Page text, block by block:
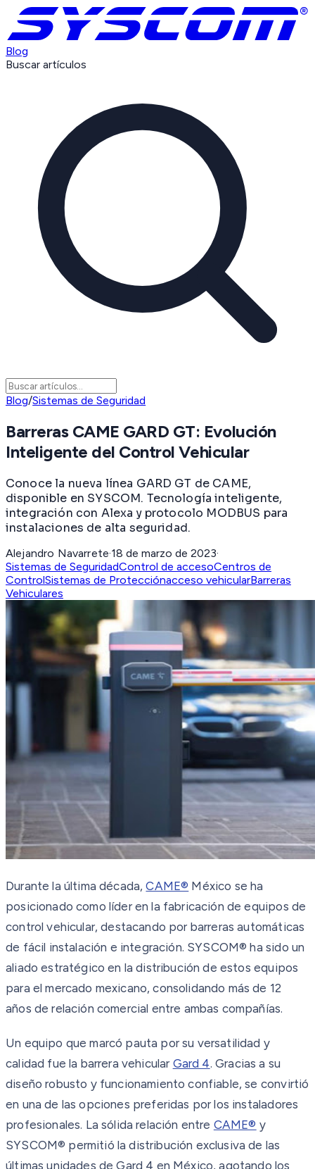
Blog
Buscar artículos
Blog/Sistemas de Seguridad
Barreras CAME GARD GT: Evolución
Inteligente del Control Vehicular
Conoce la nueva línea GARD GT de CAME,
disponible en SYSCOM. Tecnología inteligente,
integración con Alexa y protocolo MODBUS para
instalaciones de alta seguridad.
Alejandro Navarrete·18 de marzo de 2023·
Sistemas de SeguridadControl de accesoCentros de
ControlSistemas de Protecciónacceso vehicularBarreras
Vehiculares
Durante la última década,CAME® México se ha
posicionado como líder en la fabricación de equipos de
control vehicular, destacando por barreras automáticas
de fácil instalación e integración. SYSCOM® ha sido un
aliado estratégico en la distribución de estos equipos
para el mercado mexicano, consolidando más de 12
años de relación comercial entre ambas compañías.
Un equipo que marcó pauta por su versatilidad y
calidad fue la barrera vehicular Gard 4. Gracias a su
diseño robusto y funcionamiento confiable, se convirtió
en una de las opciones preferidas por los instaladores
profesionales. La sólida relación entre CAME® y
SYSCOM® permitió la distribución exclusiva de las
últimas unidades de Gard 4 en México, agotando los